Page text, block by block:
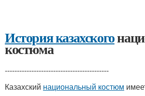
История казахского
костюма
-------------------------------------------
Казахский национальный костюм